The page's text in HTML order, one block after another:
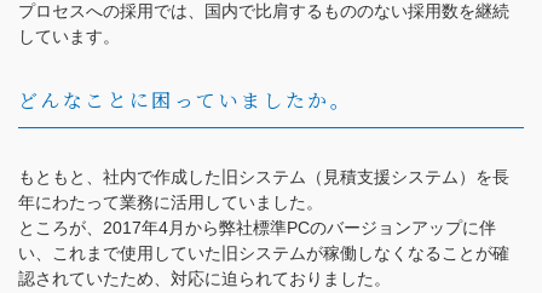
プロセスへの採用では、国内で比肩するもののない採用数を継続
しています。
どんなことに困っていましたか。
もともと、社内で作成した旧システム（見積支援システム）を長
年にわたって業務に活用していました。
ところが、2017年4月から弊社標準PCのバージョンアップに伴
い、これまで使用していた旧システムが稼働しなくなることが確
認されていたため、対応に迫られておりました。